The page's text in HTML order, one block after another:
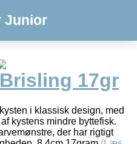
Junior
17gr
i klassisk design, med
kystens mindre byttefisk.
der har rigtigt